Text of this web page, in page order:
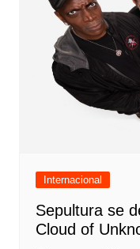
Internacional
Sepultura se
Cloud of